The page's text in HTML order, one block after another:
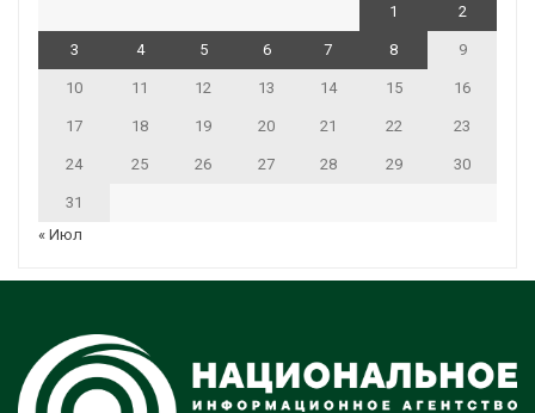
1 2
3 4 5 6 7 8 9
10 11 12 13 14 15 16
17 18 19 20 21 22 23
24 25 26 27 28 29 30
31
« Июл